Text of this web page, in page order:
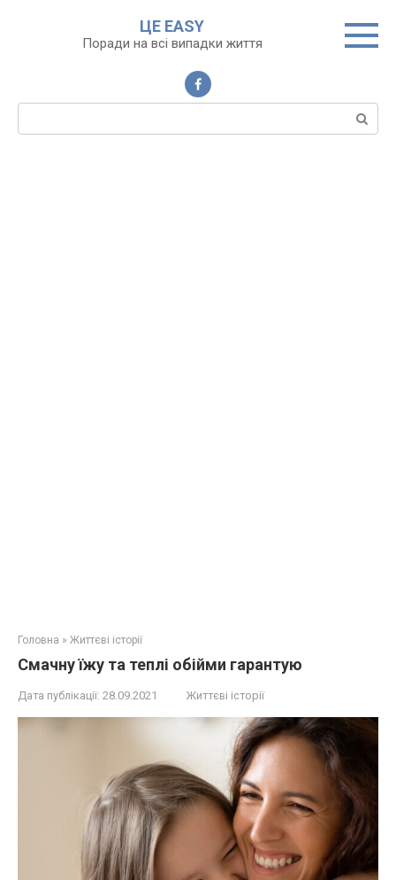
ЦЕ EASY
Поради на всі випадки життя
Пошук:
Головна » Життєві історії
Смачну їжу та теплі обійми гарантую
Дата публікації: 28.09.2021 Життєві історії